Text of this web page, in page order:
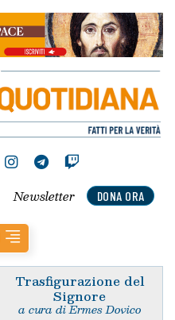
DONA ORA
Newsletter
Trasfigurazione del
Signore
a cura di Ermes Dovico